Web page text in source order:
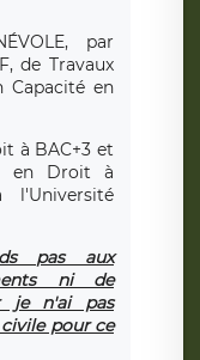
par
de Travaux
Capacité en
à BAC+3 et
en Droit à
pas aux
ni de
je n'ai pas
pour ce